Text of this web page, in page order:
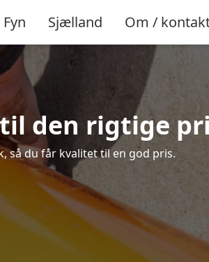
Fyn Sjælland Om /
den rigtige
så du får kvalitet til en god pris.